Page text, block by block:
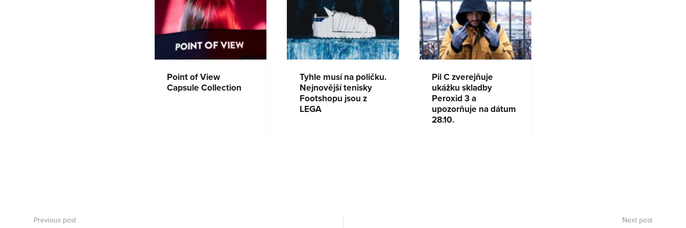
Point of View
Capsule Collection
Tyhle musí na poličku.
Nejnovější tenisky
Footshopu jsou z
LEGA
Pil C zverejňuje
ukážku skladby
Peroxid 3 a
upozorňuje na dátum
28.10.
pro
Previous post Next post